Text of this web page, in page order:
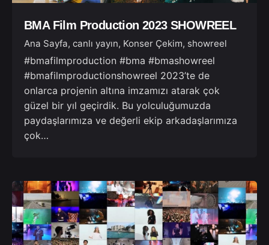
BMA Film Production 2023 SHOWREEL
Ana Sayfa canlı yayın Konser Çekim showreel
#bmafilmproduction #bma #bmashowreel
#bmafilmproductionshowreel 2023’te de
onlarca projenin altına imzamızı atarak çok
güzel bir yıl geçirdik. Bu yolculuğumuzda
paydaşlarımıza ve değerli ekip arkadaşlarımıza
çok…